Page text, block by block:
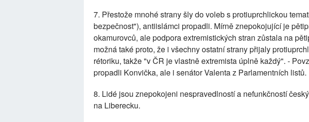
7. Přestože mnohé strany šly do voleb s protiuprchlickou
bezpečnost"), antiislámci propadli. Mírně znepokojující je
okamurovců, ale podpora extremistických stran zůstala na
možná také proto, že i všechny ostatní strany přijaly
rétoriku, takže "v ČR je vlastně extremista úplně každý". -
propadli Konvička, ale i senátor Valenta z Parlamentních listů.
8. Lidé jsou znepokojeni nespravedlností a nefunkčností
na Liberecku.